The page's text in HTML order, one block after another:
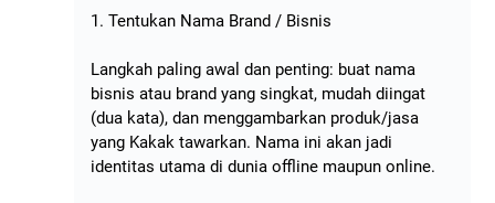
1. Tentukan Nama Brand / Bisnis
Langkah paling awal dan penting: buat nama
bisnis atau brand yang singkat, mudah diingat
(dua kata), dan menggambarkan produk/jasa
yang Kakak tawarkan. Nama ini akan jadi
identitas utama di dunia offline maupun online.